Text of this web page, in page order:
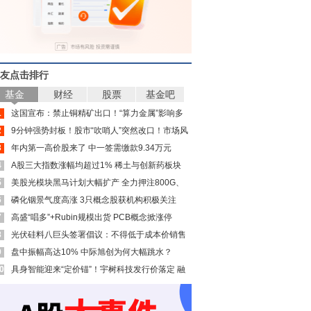
点击排行
基金
财经 股票 基金吧
这国宣布：禁止铜精矿出口！“算力金属”影响多
大？
9分钟强势封板！股市“吹哨人”突然改口！市场风
向变了？
年内第一高价股来了 中一签需缴款9.34万元
A股三大指数涨幅均超过1% 稀土与创新药板块
大涨
美股光模块黑马计划大幅扩产 全力押注800G、
1.6Tb产品
磷化铟景气度高涨 3只概念股获机构积极关注
（附名单）
高盛“唱多”+Rubin规模出货 PCB概念掀涨停
潮！多只中报预增股获资金青睐(名单)
光伏硅料八巨头签署倡议：不得低于成本价销售
盘中振幅高达10% 中际旭创为何大幅跳水？
具身智能迎来“定价锚”！宇树科技发行价落定 融